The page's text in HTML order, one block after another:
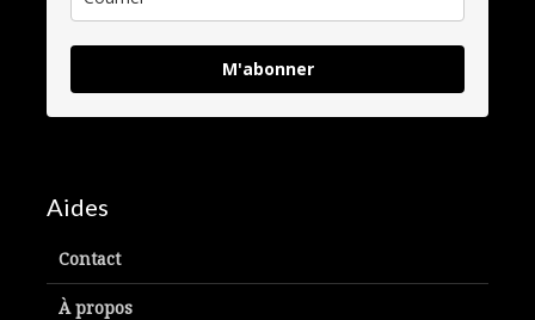
M'abonner
Aides
Contact
À propos